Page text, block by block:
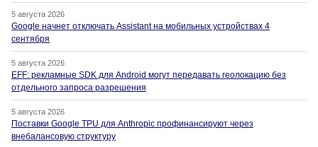
5 августа 2026
Google начнет отключать Assistant на мобильных устройствах 4
сентября
5 августа 2026
EFF: рекламные SDK для Android могут передавать геолокацию без
отдельного запроса разрешения
5 августа 2026
Поставки Google TPU для Anthropic профинансируют через
внебалансовую структуру